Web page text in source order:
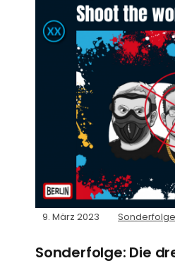
9. März 2023 Sonderfolge
Sonderfolge: Die